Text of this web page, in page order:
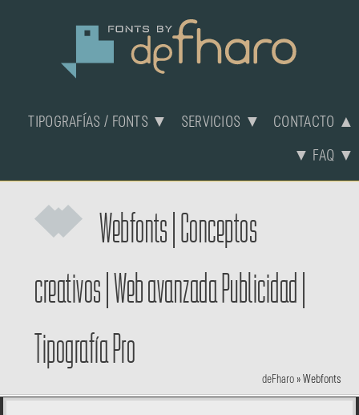
TIPOGRAFÍAS / FONTS ▼ SERVICIOS ▼ CONTACTO ▲
▼ FAQ ▼
Webfonts Conceptos
creativos |Web avanzadaPublicidad
Tipografía Pro
deFharo» Webfonts